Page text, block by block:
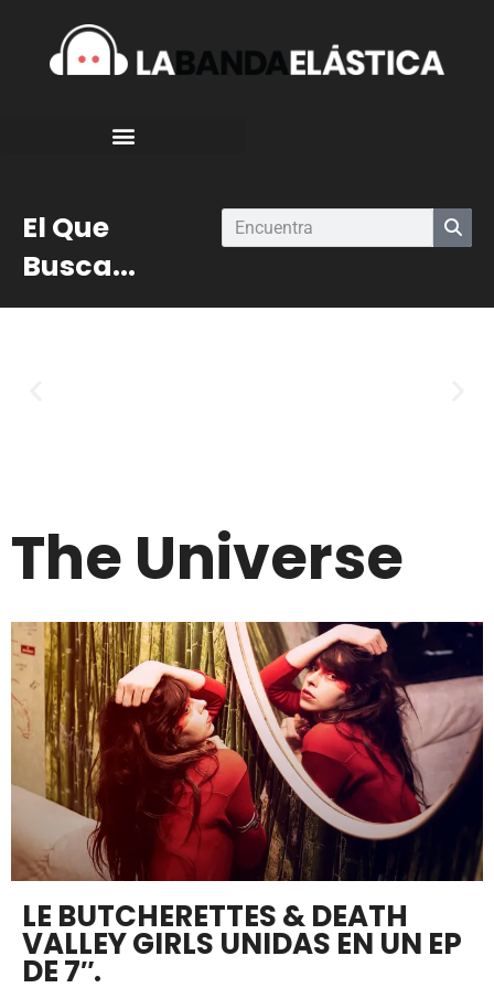
El Que
Busca...
The Universe
LE BUTCHERETTES & DEATH
VALLEY GIRLS UNIDAS EN UN EP
DE 7″.